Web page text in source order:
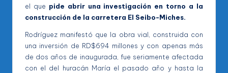
el que pide abrir una investigación en torno a la
construcción de la carretera El Seibo-Miches.
Rodríguez manifestó que la obra vial, construida con
una inversión de RD$694 millones y con apenas más
de dos años de inaugurada, fue seriamente afectada
con el del huracán María el pasado año y hasta la